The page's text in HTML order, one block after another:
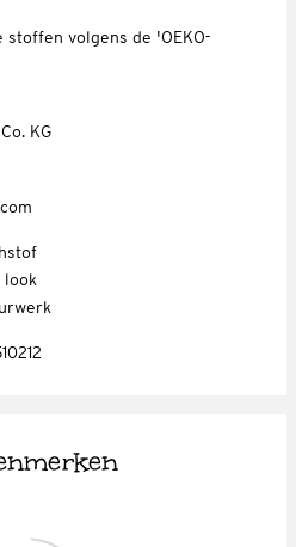
stoffen volgens de 'OEKO-
KG
look